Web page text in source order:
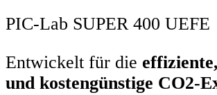
PIC-Lab SUPER 400 UEFE
Entwickelt für die
und kostengünstige CO2-